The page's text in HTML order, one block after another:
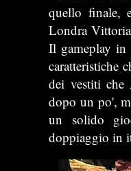
quello finale,
Londra
Il gameplay in
caratteristiche
dei vestiti che
dopo un po',
un solido
doppiaggio in